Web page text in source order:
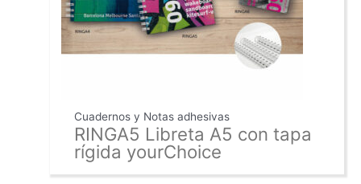
Cuadernos y Notas adhesivas
RINGA5 Libreta A5 con tapa
rígida yourChoice